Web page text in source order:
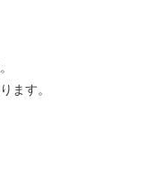
ます。